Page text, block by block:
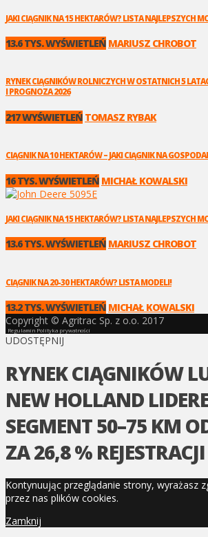
JAKI CIĄGNIK NA 15 HEKTARÓW? LISTA NAJLEPSZYCH
13.6 TYS. WYŚWIETLEŃ MARIUSZ CHROBOT
RYNEK CIĄGNIKÓW ROLNICZYCH W OSTATNICH 5
I PROGNOZA 2026
217 WYŚWIETLEŃ TOMASZ RYBAK
CIĄGNIK NA 10 HEKTARÓW – JAKI CIĄGNIK NA
16 TYS. WYŚWIETLEŃ MICHAŁ KOWALSKI
JAKI CIĄGNIK NA 15 HEKTARÓW? LISTA NAJLEPSZYCH
13.6 TYS. WYŚWIETLEŃ MARIUSZ CHROBOT
CIĄGNIK NA 20-30 HEKTARÓW? LISTA MODELI!
13.2 TYS. WYŚWIETLEŃ MICHAŁ KOWALSKI
Copyright © Agritrac Sp. z o.o. 2017
Regulamin Polityka prywatności
UDOSTĘPNIJ
RYNEK CIĄGNIKÓW
NEW HOLLAND
SEGMENT 50–75 KM
ZA 26,8 % REJESTRACJI
Kontynuując przeglądanie strony, wyrażasz
przez nas plików cookies.
Zamknij